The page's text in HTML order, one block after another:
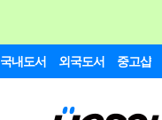
국내도서 외국도서 중고샵